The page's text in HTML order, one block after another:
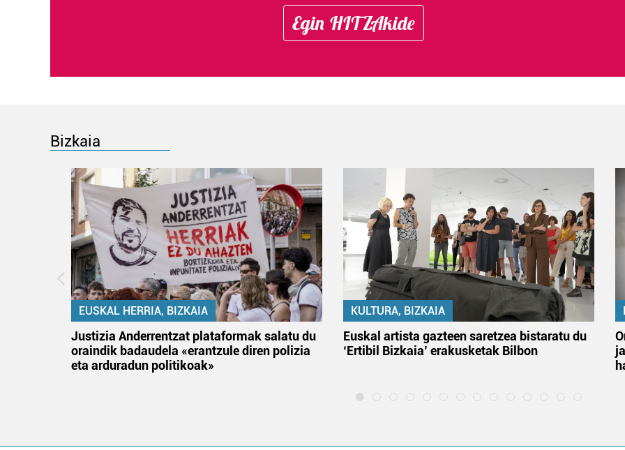
Egin HITZAkide
Bizkaia
EUSKAL HERRIA, BIZKAIA
Justizia Anderrentzat plataformak salatu du
oraindik badaudela «erantzule diren polizia
eta arduradun politikoak»
KULTURA, BIZKAIA
Euskal artista gazteen saretzea bistaratu du
‘Ertibil Bizkaia’ erakusketak Bilbon